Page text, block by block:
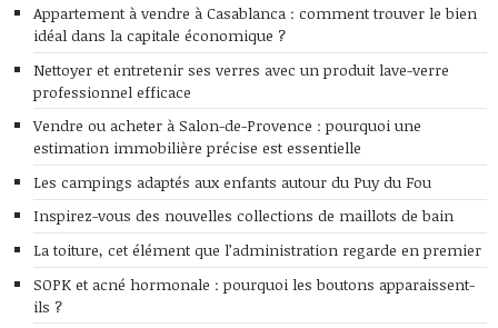
Appartement à vendre à Casablanca : comment trouver le bien
idéal dans la capitale économique ?
Nettoyer et entretenir ses verres avec un produit lave-verre
professionnel efficace
Vendre ou acheter à Salon-de-Provence : pourquoi une
estimation immobilière précise est essentielle
Les campings adaptés aux enfants autour du Puy du Fou
Inspirez-vous des nouvelles collections de maillots de bain
La toiture, cet élément que l’administration regarde en premier
SOPK et acné hormonale : pourquoi les boutons apparaissent-
ils ?